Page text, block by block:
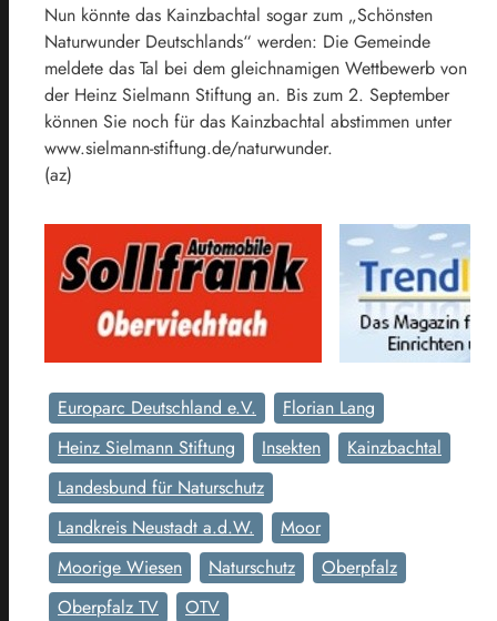
Nun könnte das Kainzbachtal sogar zum „Schönsten
Naturwunder Deutschlands“ werden: Die Gemeinde
meldete das Tal bei dem gleichnamigen Wettbewerb von
der Heinz Sielmann Stiftung an. Bis zum 2. September
können Sie noch für das Kainzbachtal abstimmen unter
www.sielmann-stiftung.de/naturwunder.
(az)
Europarc Deutschland e.V.
Florian Lang
Heinz Sielmann Stiftung
Insekten
Kainzbachtal
Landesbund für Naturschutz
Landkreis Neustadt a.d.W.
Moor
Moorige Wiesen
Naturschutz
Oberpfalz
Oberpfalz TV
OTV